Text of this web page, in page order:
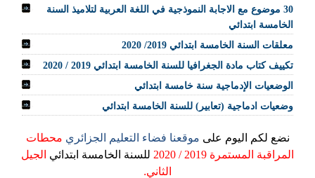
30 موضوع مع الاجابة النموذجية في اللغة العربية لتلاميذ السنة
الخامسة ابتدائي
معلقات السنة الخامسة ابتدائي 2019/ 2020
تكييف كتاب مادة الجغرافيا للسنة الخامسة ابتدائي 2019 / 2020
الوضعيات الإدماجية سنة خامسة ابتدائي
وضعيات ادماجية (تعابير) للسنة الخامسة ابتدائي
نضع لكم اليوم على موقعنا فضاء التعليم الجزائري محطات
المراقبة المستمرة 2019 / 2020
للسنة الخامسة ابتدائي الجيل
الثاني.